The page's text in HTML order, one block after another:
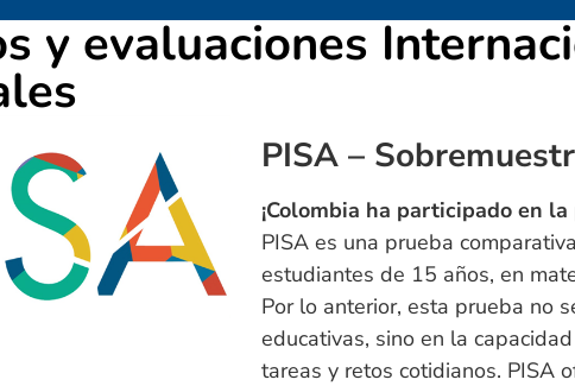
y evaluaciones
PISA –
¡Colombia ha participado en
PISA es una prueba
estudiantes de 15 años, en
Por lo anterior, esta prueba no
educativas, sino en la
tareas y retos cotidianos. PISA